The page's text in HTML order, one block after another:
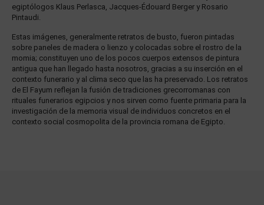
egiptólogos Klaus Perlasca, Jacques-Édouard Berger y Rosario
Pintaudi.
Estas imágenes, generalmente retratos de busto, fueron pintadas
sobre paneles de madera o lienzo y colocadas sobre el rostro de la
momia; constituyen uno de los pocos cuerpos extensos de pintura
antigua que han llegado hasta nosotros, gracias a su inserción en el
contexto funerario y al clima seco que las ha preservado. Los retratos
de El Fayum reflejan la fusión de tradiciones grecorromanas con
rituales funerarios egipcios y nos sirven como fuente primaria para la
investigación de la memoria visual de individuos concretos en el
contexto social cosmopolita de la provincia romana de Egipto.